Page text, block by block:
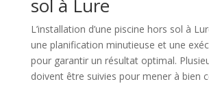
sol à Lure
L’installation d’une piscine hors sol à
une planification minutieuse et une
pour garantir un résultat optimal.
doivent être suivies pour mener à bien